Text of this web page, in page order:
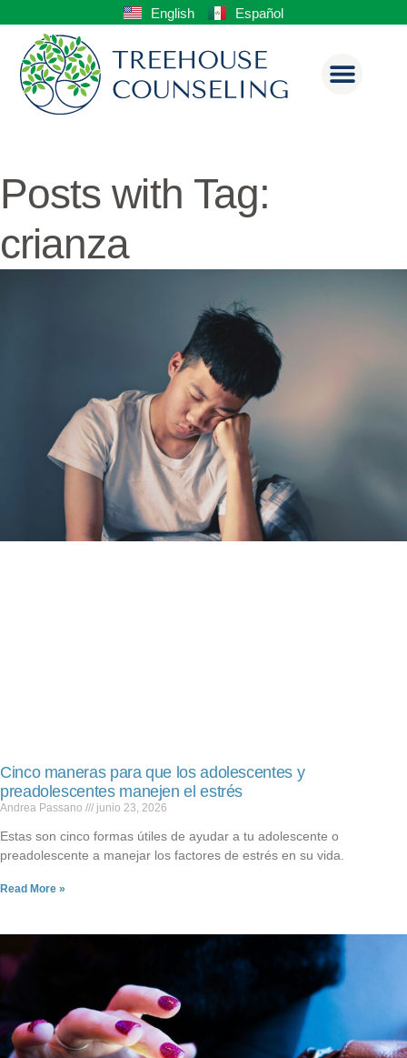
English Español
Posts with Tag:
crianza
Cinco maneras para que los adolescentes y
preadolescentes manejen el estrés
Andrea Passano junio 23, 2026
Estas son cinco formas útiles de ayudar a tu adolescente o
preadolescente a manejar los factores de estrés en su vida.
Read More »